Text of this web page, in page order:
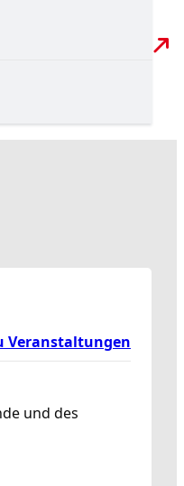
Veranstaltungen
und des